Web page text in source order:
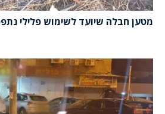
מטען חבלה שיועד לשימוש פלילי